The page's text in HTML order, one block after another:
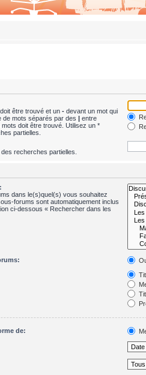
être trouvé et un - devant un mot qui
de mots séparés par des | entre
doit être trouvé. Utilisez un *
partielles.
recherches partielles.
dans le(s)quel(s) vous souhaitez
forums sont automatiquement inclus
ci-dessous « Rechercher dans les
de: